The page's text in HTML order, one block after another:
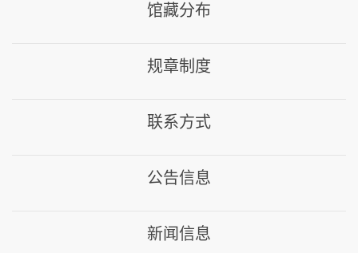
馆藏分布
规章制度
联系方式
公告信息
新闻信息